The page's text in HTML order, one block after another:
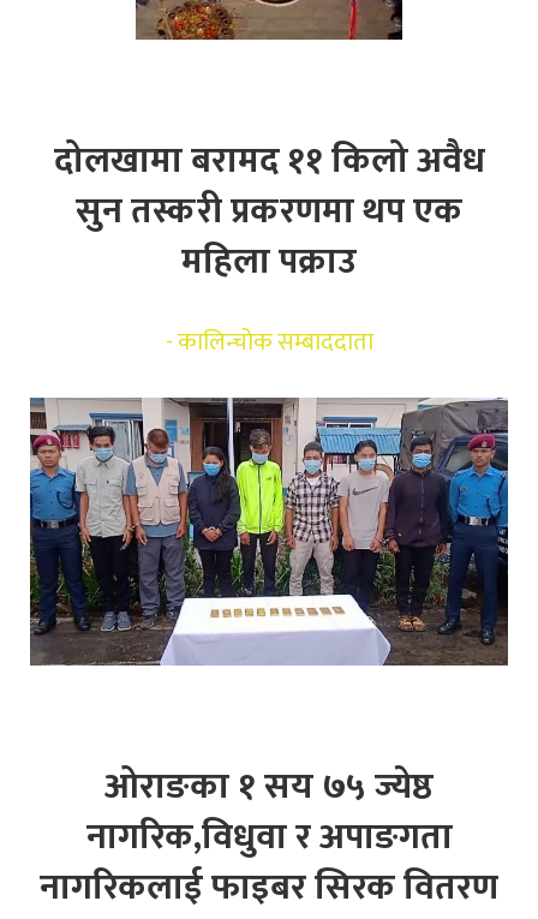
दोलखामा बरामद ११ किलो अवैध
सुन तस्करी प्रकरणमा थप एक
महिला पक्राउ
-कालिन्चोक सम्बाददाता
ओराङका १ सय ७५ ज्येष्ठ
नागरिक,विधुवा र अपाङगता
नागरिकलाई फाइबर सिरक वितरण